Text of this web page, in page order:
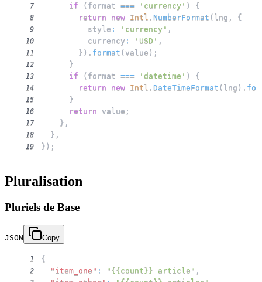
7 if ( format === 'currency' ) {
8 return new Intl . NumberFormat ( lng , {
9
          style
: 'currency' ,
10
          currency
: 'USD' ,
11 } ) . format ( value ) ;
12 }
13 if ( format === 'datetime' ) {
14 return new Intl . DateTimeFormat ( lng ) .
15 }
16 return value ;
17 } ,
18 } ,
19 } ) ;
Pluralisation
Pluriels de Base
JSON Copy
1 {
2 "item_one" : "{{count}} article" ,